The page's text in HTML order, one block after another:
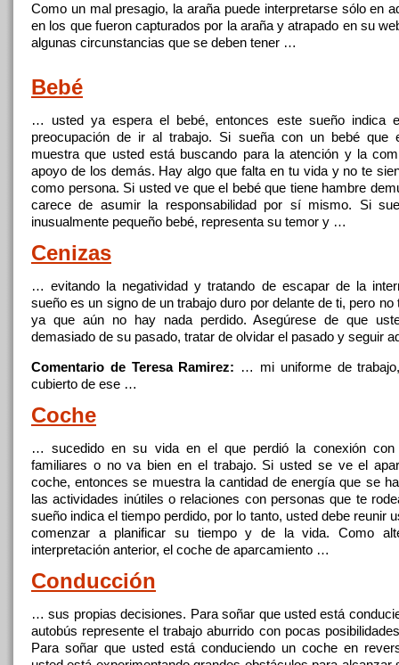
Como un mal presagio, la araña puede interpretarse sólo en
en los que fueron capturados por la araña y atrapado en su
algunas circunstancias que se deben tener …
Bebé
… usted ya espera el bebé, entonces este sueño indica
preocupación de ir altrabajo. Si sueña con un bebé que
muestra que usted está buscando para la atención y la
apoyo de los demás. Hay algo que falta en tu vida y no te
como persona. Si usted ve que el bebé que tiene hambre
carece de asumir la responsabilidad por sí mismo. Si
inusualmente pequeño bebé, representa su temor y …
Cenizas
… evitando la negatividad y tratando de escapar de la
sueño es un signo de untrabajo duro por delante de ti, pero no
ya que aún no hay nada perdido. Asegúrese de que
demasiado de su pasado, tratar de olvidar el pasado y seguir
Comentario de Teresa Ramirez: … mi uniforme detrabajo
cubierto de ese …
Coche
… sucedido en su vida en el que perdió la conexión con
familiares o no va bien en el trabajo. Si usted se ve el
coche, entonces se muestra la cantidad de energía que se
las actividades inútiles o relaciones con personas que te
sueño indica el tiempo perdido, por lo tanto, usted debe reunir
comenzar a planificar su tiempo y de la vida. Como
interpretación anterior, el coche de aparcamiento …
Conducción
… sus propias decisiones. Para soñar que usted está
autobús represente eltrabajo aburrido con pocas
Para soñar que usted está conduciendo un coche en